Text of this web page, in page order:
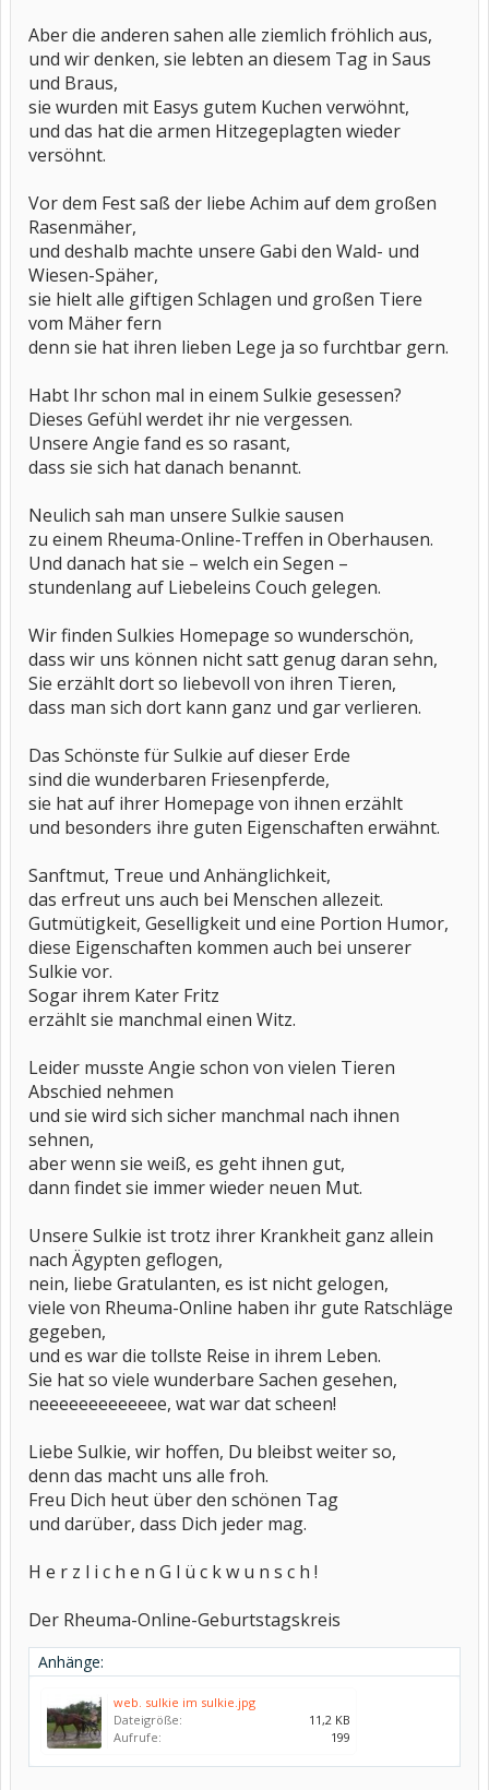
Aber die anderen sahen alle ziemlich fröhlich aus,
und wir denken, sie lebten an diesem Tag in Saus
und Braus,
sie wurden mit Easys gutem Kuchen verwöhnt,
und das hat die armen Hitzegeplagten wieder
versöhnt.
Vor dem Fest saß der liebe Achim auf dem großen
Rasenmäher,
und deshalb machte unsere Gabi den Wald- und
Wiesen-Späher,
sie hielt alle giftigen Schlagen und großen Tiere
vom Mäher fern
denn sie hat ihren lieben Lege ja so furchtbar gern.
Habt Ihr schon mal in einem Sulkie gesessen?
Dieses Gefühl werdet ihr nie vergessen.
Unsere Angie fand es so rasant,
dass sie sich hat danach benannt.
Neulich sah man unsere Sulkie sausen
zu einem Rheuma-Online-Treffen in Oberhausen.
Und danach hat sie – welch ein Segen –
stundenlang auf Liebeleins Couch gelegen.
Wir finden Sulkies Homepage so wunderschön,
dass wir uns können nicht satt genug daran sehn,
Sie erzählt dort so liebevoll von ihren Tieren,
dass man sich dort kann ganz und gar verlieren.
Das Schönste für Sulkie auf dieser Erde
sind die wunderbaren Friesenpferde,
sie hat auf ihrer Homepage von ihnen erzählt
und besonders ihre guten Eigenschaften erwähnt.
Sanftmut, Treue und Anhänglichkeit,
das erfreut uns auch bei Menschen allezeit.
Gutmütigkeit, Geselligkeit und eine Portion Humor,
diese Eigenschaften kommen auch bei unserer
Sulkie vor.
Sogar ihrem Kater Fritz
erzählt sie manchmal einen Witz.
Leider musste Angie schon von vielen Tieren
Abschied nehmen
und sie wird sich sicher manchmal nach ihnen
sehnen,
aber wenn sie weiß, es geht ihnen gut,
dann findet sie immer wieder neuen Mut.
Unsere Sulkie ist trotz ihrer Krankheit ganz allein
nach Ägypten geflogen,
nein, liebe Gratulanten, es ist nicht gelogen,
viele von Rheuma-Online haben ihr gute Ratschläge
gegeben,
und es war die tollste Reise in ihrem Leben.
Sie hat so viele wunderbare Sachen gesehen,
neeeeeeeeeeeee, wat war dat scheen!
Liebe Sulkie, wir hoffen, Du bleibst weiter so,
denn das macht uns alle froh.
Freu Dich heut über den schönen Tag
und darüber, dass Dich jeder mag.
H e r z l i c h e n G l ü c k w u n s c h !
Der Rheuma-Online-Geburtstagskreis
Anhänge:
web. sulkie im sulkie.jpg
Dateigröße:
11,2 KB
Aufrufe:
199